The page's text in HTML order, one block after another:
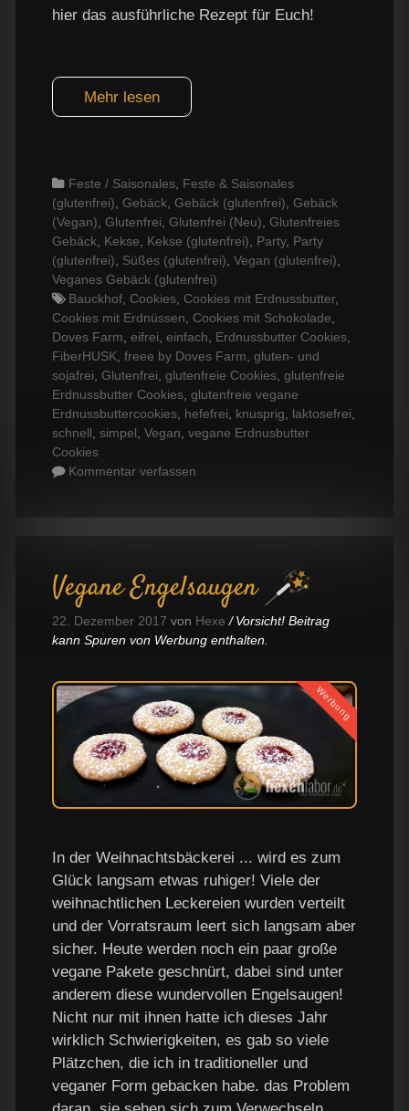
hier das ausführliche Rezept für Euch!
Mehr lesen
Categories
Feste / Saisonales Feste & Saisonales
(glutenfrei)
Gebäck Gebäck (glutenfrei)
Gebäck
(Vegan)
Glutenfrei Glutenfrei (Neu)
Glutenfreies
Gebäck Kekse Kekse (glutenfrei) Party, Party
(glutenfrei)
Süßes (glutenfrei) Vegan (glutenfrei)
Veganes Gebäck (glutenfrei)
Tags
Bauckhof Cookies Cookies mit Erdnussbutter,
Cookies mit Erdnüssen
Cookies mit Schokolade
Doves Farm eifrei einfach Erdnussbutter Cookies
FiberHUSK freee by Doves Farm gluten- und
sojafrei
Glutenfrei glutenfreie Cookies glutenfreie
Erdnussbutter Cookies glutenfreie vegane
Erdnussbuttercookies hefefrei knusprig laktosefrei
schnell simpel Vegan vegane Erdnusbutter
Cookies
Kommentar verfassen
Vegane Engelsaugen
22. Dezember 2017 von Hexe
Vorsicht! Beitrag
kann Spuren von Werbung enthalten.
Werbung
In der Weihnachtsbäckerei ... wird es zum
Glück langsam etwas ruhiger! Viele der
weihnachtlichen Leckereien wurden verteilt
und der Vorratsraum leert sich langsam aber
sicher. Heute werden noch ein paar große
vegane Pakete geschnürt, dabei sind unter
anderem diese wundervollen Engelsaugen!
Nicht nur mit ihnen hatte ich dieses Jahr
wirklich Schwierigkeiten, es gab so viele
Plätzchen, die ich in traditioneller und
veganer Form gebacken habe. das Problem